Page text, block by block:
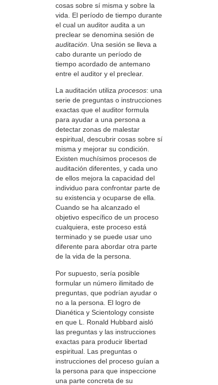
cosas sobre sí misma y sobre la
vida. El período de tiempo durante
el cual un auditor audita a un
preclear se denomina sesión de
auditación . Una sesión se lleva a
cabo durante un período de
tiempo acordado de antemano
entre el auditor y el preclear.
La auditación utiliza procesos: una
serie de preguntas o instrucciones
exactas que el auditor formula
para ayudar a una persona a
detectar zonas de malestar
espiritual, descubrir cosas sobre sí
misma y mejorar su condición.
Existen muchísimos procesos de
auditación diferentes, y cada uno
de ellos mejora la capacidad del
individuo para confrontar parte de
su existencia y ocuparse de ella.
Cuando se ha alcanzado el
objetivo específico de un proceso
cualquiera, este proceso está
terminado y se puede usar uno
diferente para abordar otra parte
de la vida de la persona.
Por supuesto, sería posible
formular un número ilimitado de
preguntas, que podrían ayudar o
no a la persona. El logro de
Dianética y Scientology consiste
en que L. Ronald Hubbard aisló
las preguntas y las instrucciones
exactas para producir libertad
espiritual. Las preguntas o
instrucciones del proceso guían a
la persona para que inspeccione
una parte concreta de su